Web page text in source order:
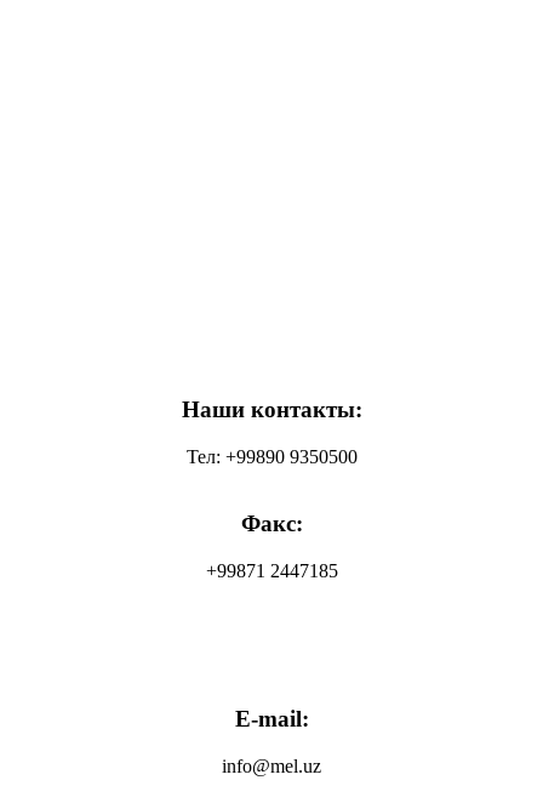
Наши контакты:
Тел: +99890 9350500
Факс:
+99871 2447185
E-mail:
info@mel.uz